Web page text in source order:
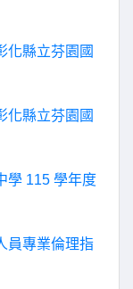
化縣立芬園國
化縣立芬園國
學 115 學年度
員專業倫理指